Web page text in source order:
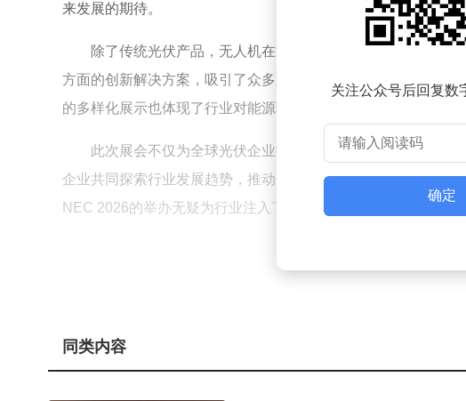
来发展的期待。
除了传统光伏产品，无人机在能源领域的应用也成为展会
方面的创新解决方案，吸引了众多观众关注。这些技术不仅提
的多样化展示也体现了行业对能源转型的积极响应，从家庭储能
此次展会不仅为全球光伏企业提供了展示平台，也促进了
企业共同探索行业发展趋势，推动光伏产业向更高质量、更可
NEC 2026的举办无疑为行业注入了新的活力与信心。
关注公众号后回复数
确定
同类内容